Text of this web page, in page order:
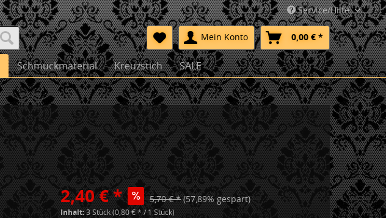
Service/Hilfe
Mein Konto 0,00 € *
Schmuckmaterial Kreuzstich SALE
2,40 € * 5,70 € * (57,89% gespart)
Inhalt:3 Stück (0,80 € * / 1 Stück)